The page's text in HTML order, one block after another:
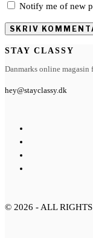
Notify me of new
STAY CLASSY
Danmarks online
hey@stayclassy.dk
© 2026 - ALL